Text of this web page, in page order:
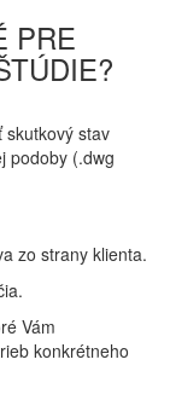
PRE
skutkový stav
podoby (.dwg
zo strany klienta.
Vám
konkrétneho